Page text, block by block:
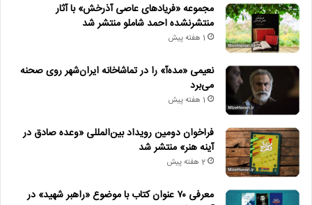
مجموعه «فریادهای عاصی آذرخش» با آثار
منتشرنشده احمد شاملو منتشر شد
1 هفته پیش
نعیمی «مده‌آ» را در تماشاخانه ایران‌شهر روی صحنه
می‌برد
1 هفته پیش
فراخوان دومین رویداد بین‌المللی «وعده صادق در
آینه هنر» منتشر شد
2 هفته پیش
معرفی ۷۰ عنوان کتاب با موضوع «راهبر شهید» در